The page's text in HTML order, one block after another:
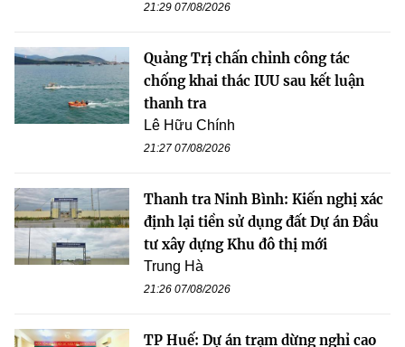
21:29 07/08/2026
Quảng Trị chấn chỉnh công tác
chống khai thác IUU sau kết luận
thanh tra
Lê Hữu Chính
21:27 07/08/2026
Thanh tra Ninh Bình: Kiến nghị xác
định lại tiền sử dụng đất Dự án Đầu
tư xây dựng Khu đô thị mới
Trung Hà
21:26 07/08/2026
TP Huế: Dự án trạm dừng nghỉ cao